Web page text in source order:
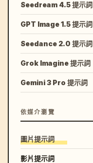
Seedream 4.5 提示詞
GPT Image 1.5 提示詞
Seedance 2.0 提示詞
Grok Imagine 提示詞
Gemini 3 Pro 提示詞
依媒介瀏覽
圖片提示詞
影片提示詞